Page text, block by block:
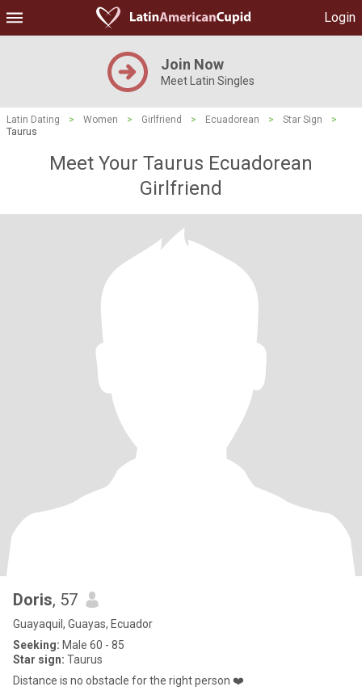
Login
Join Now
Meet Latin Singles
Latin Dating > Women > Girlfriend > Ecuadorean > Star Sign
>
Taurus
Meet Your Taurus Ecuadorean
Girlfriend
Doris, 57
Guayaquil, Guayas, Ecuador
Seeking: Male 60 - 85
Star sign: Taurus
Distance is no obstacle for the right person ❤️